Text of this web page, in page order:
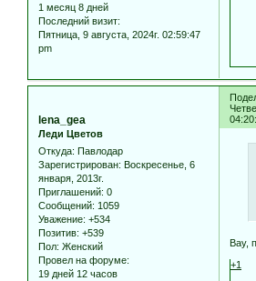
1 месяц 8 дней
Последний визит:
Пятница, 9 августа, 2024г. 02:59:47
pm
lena_gea
Леди Цветов
Откуда: Павлодар
Зарегистрирован: Воскресенье, 6
января, 2013г.
Приглашений: 0
Сообщений: 1059
Уважение: +534
Позитив: +539
Пол: Женский
Провел на форуме:
19 дней 12 часов
Вау,
+1